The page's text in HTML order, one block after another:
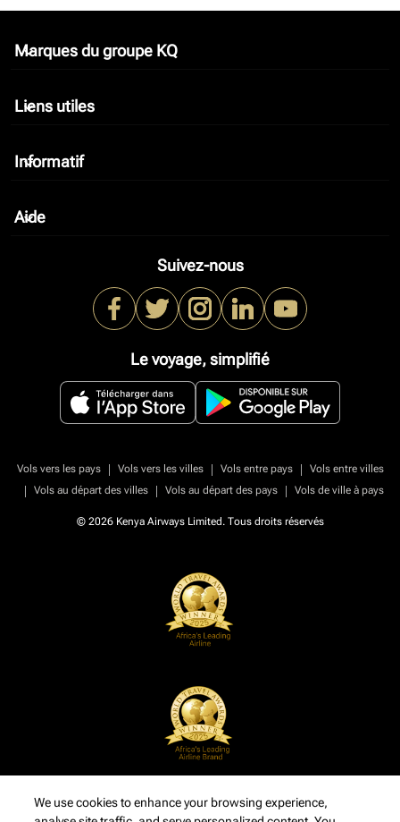
Marques du groupe KQ
keyboard_arrow_down
Liens utiles
keyboard_arrow_down
Informatif
keyboard_arrow_down
Aide
keyboard_arrow_down
Suivez-nous
Le voyage, simplifié
Vols vers les pays | Vols vers les villes | Vols entre pays |
Vols entre villes
|
Vols au départ des villes | Vols au départ des pays | Vols de ville à pays
© 2026 Kenya Airways Limited. Tous droits réservés
We use cookies to enhance your browsing experience,